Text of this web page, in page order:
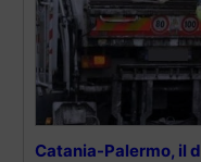
Catania-Palermo, il